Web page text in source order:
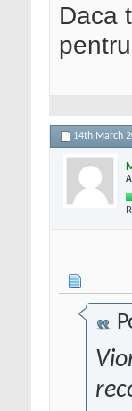
Daca
14th March